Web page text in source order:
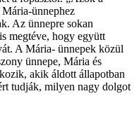
ünnephez
Az ünnepre sokan
megtéve, hogy együtt
A Mária- ünnepek közül
ünnepe, Mária és
akik áldott állapotban
tudják, milyen nagy dolgot